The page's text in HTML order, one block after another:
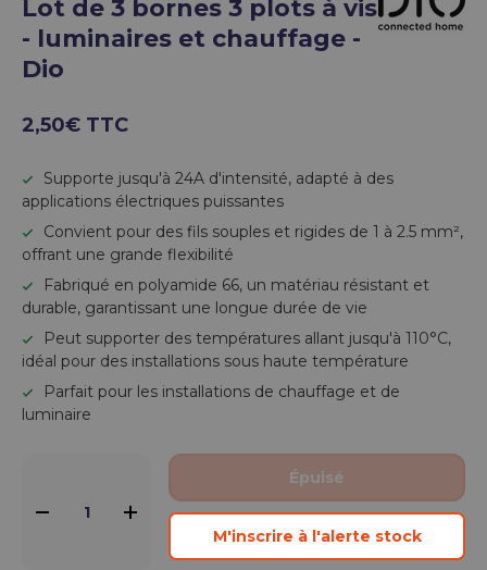
Lot de 3 bornes 3 plots à vis
- luminaires et chauffage -
Dio
2,50€ TTC
Supporte jusqu'à 24A d'intensité, adapté à des
applications électriques puissantes
Convient pour des fils souples et rigides de 1 à 2.5 mm²,
offrant une grande flexibilité
Fabriqué en polyamide 66, un matériau résistant et
durable, garantissant une longue durée de vie
Peut supporter des températures allant jusqu'à 110°C,
idéal pour des installations sous haute température
Parfait pour les installations de chauffage et de
luminaire
- +
Épuisé
M'inscrire à l'alerte stock